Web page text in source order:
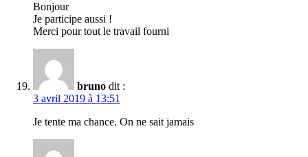
Bonjour
Je participe aussi !
Merci pour tout le travail fourni
bruno dit :
3 avril 2019 à 13:51
Je tente ma chance. On ne sait jamais